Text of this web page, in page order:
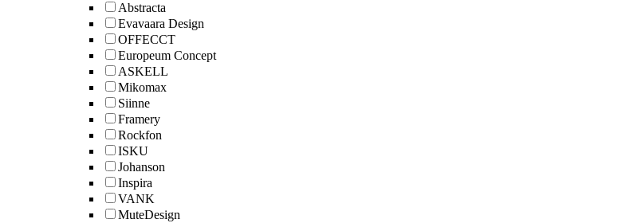
Abstracta
Evavaara Design
OFFECCT
Europeum Concept
ASKELL
Mikomax
Siinne
Framery
Rockfon
ISKU
Johanson
Inspira
VANK
MuteDesign